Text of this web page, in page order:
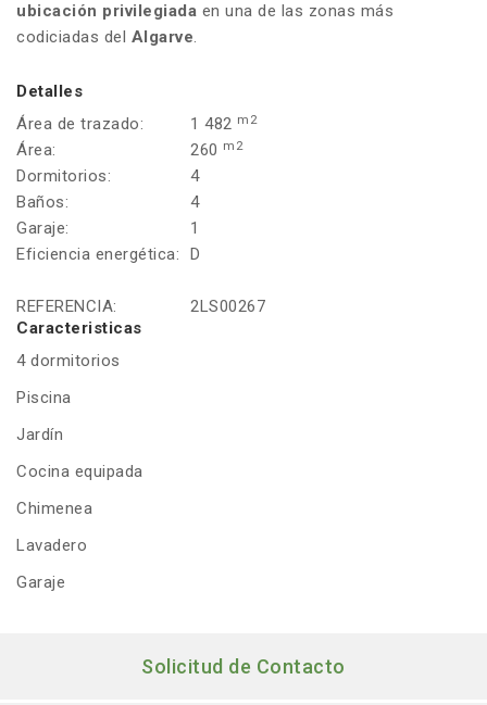
ubicación privilegiada en una de las zonas más
codiciadas del Algarve.
Detalles
Área de trazado:
1 482 m2
Área: 260 m2
Dormitorios:
4
Baños:
4
Garaje:
1
Eficiencia energética:
D
REFERENCIA:
2LS00267
Caracteristicas
4 dormitorios
Piscina
Jardín
Cocina equipada
Chimenea
Lavadero
Garaje
Solicitud de Contacto